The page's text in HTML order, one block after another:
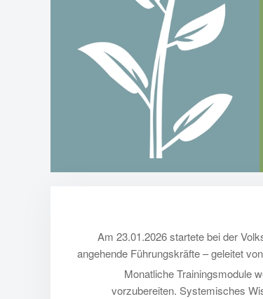
Entwicklung &
Am 23.01.2026 startete bei der
angehende Führungskräfte – geleitet
Monatliche Trainingsmodule
vorzubereiten. Systemisches